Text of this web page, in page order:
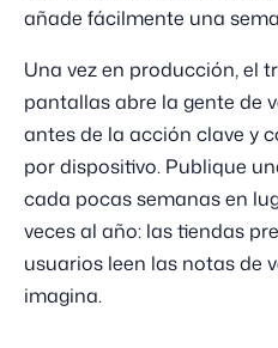
añade fácilmente una
Una vez en producción, el
pantallas abre la gente de
antes de la acción clave y
por dispositivo. Publique
cada pocas semanas en
veces al año: las tiendas
usuarios leen las notas de
imagina.